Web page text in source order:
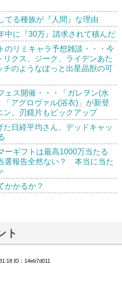
てる種族が『人間』な理由
中に『30万』請求されて積んだ
のリミキャラ予想雑談・・・今
クス、ジーク、ライデンあた
のようなぽっと出星晶獣の可
ェス開催・・・「ガレヲン(水
アグロヴァル(浴衣)」が新登
、刃鏡片もピックアップ
日経平均さん、デッドキャッ
ーギフトは最高1000万当たる
選報告全然ない？ 本当に当た
かかるか？
ト
ID：14eb7d011